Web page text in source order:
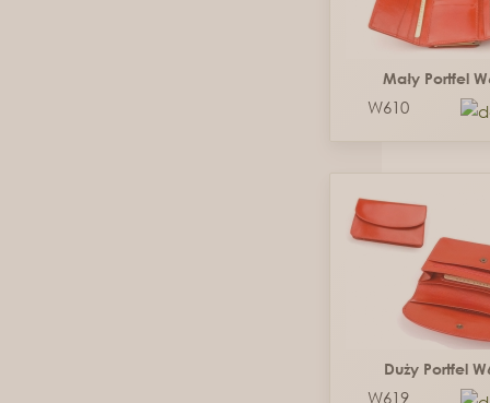
Mały Portfel
W610
Duży Portfel
W619